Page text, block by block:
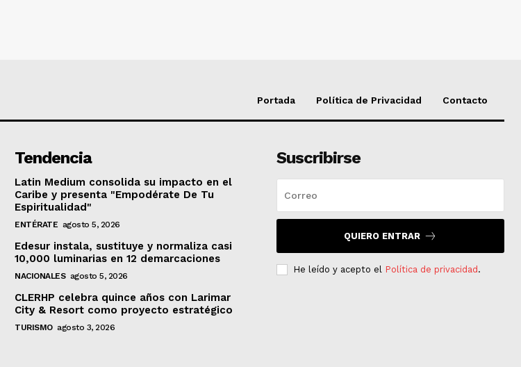
Portada Política de Privacidad Contacto
Tendencia
Latin Medium consolida su impacto en el
Caribe y presenta "Empodérate De Tu
Espiritualidad"
ENTÉRATE agosto 5, 2026
Edesur instala, sustituye y normaliza casi
10,000 luminarias en 12 demarcaciones
NACIONALES agosto 5, 2026
CLERHP celebra quince años con Larimar
City & Resort como proyecto estratégico
TURISMO agosto 3, 2026
Suscribirse
QUIERO ENTRAR
He leído y acepto el Política de privacidad .